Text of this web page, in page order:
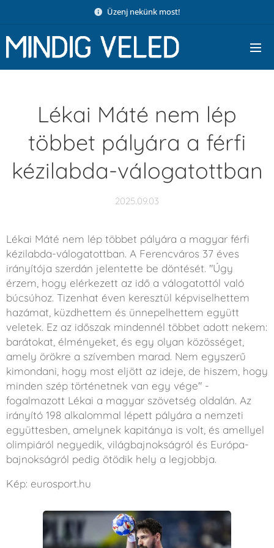
Üzenj nekünk most!
Lékai Máté nem lép
többet pályára a férfi
kézilabda-válogatottban
2025.09.03
Lékai Máté nem lép többet pályára a magyar férfi
kézilabda-válogatottban. A Ferencváros 37 éves
irányítója szerdán jelentette be döntését. "Úgy
érzem, hogy elérkezett az idő a válogatottól való
búcsúhoz. Tizenhat éven keresztül képviselhettem
hazámat, küzdhettem és ünnepelhettem együtt
veletek. Ez az időszak mindennél többet adott nekem:
barátokat, élményeket, és egy olyan közösséget,
amely örökre a szívemben marad. Nem egyszerű
kimondani, hogy most eljött az ideje, de hiszem, hogy
minden szép történetnek van egy vége" -
fogalmazott Lékai a magyar szövetség oldalán. Az
irányító 198 alkalommal lépett pályára a nemzeti
együttesben, amelynek kapitánya is volt, és amellyel
olimpiáról negyedik, világbajnokságról és Európa-
bajnokságról pedig ötödik hely a legjobbja.
Kép: eurosport.hu